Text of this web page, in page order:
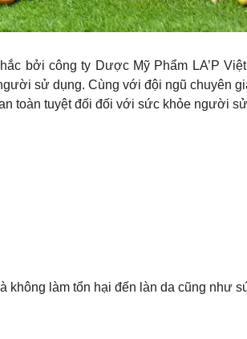
bởi công ty Dược Mỹ Phẩm LA’P
sử dụng. Cùng với đội ngũ chuyên
toàn tuyệt đối đối với sức khỏe người
không làm tổn hại đến làn da cũng như